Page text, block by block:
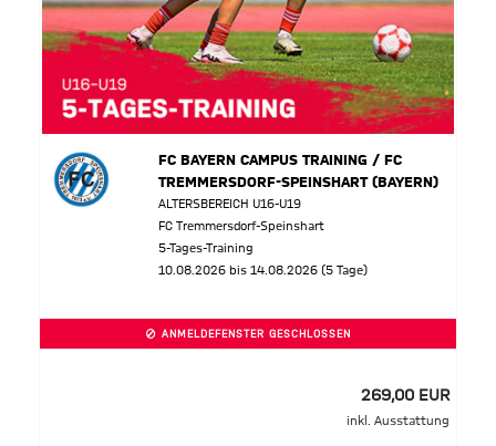
FC BAYERN CAMPUS TRAINING / FC
TREMMERSDORF-SPEINSHART (BAYERN)
ALTERSBEREICH U16-U19
FC Tremmersdorf-Speinshart
5-Tages-Training
10.08.2026 bis 14.08.2026 (5 Tage)
ANMELDEFENSTER GESCHLOSSEN
269,00 EUR
inkl. Ausstattung